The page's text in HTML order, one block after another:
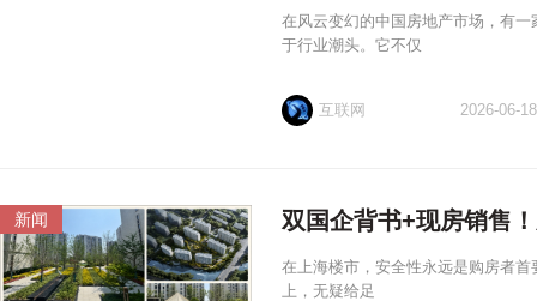
在风云变幻的中国房地产市场，有
于行业潮头。它不仅
互联网 2026-06-18
新闻 双国企背书+现房销售
在上海楼市，安全性永远是购房者首
上，无疑给足